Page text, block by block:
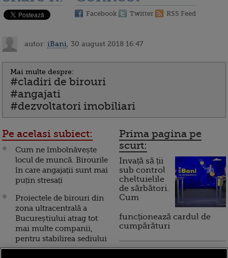
Facebook Twitter RSS Feed
autor: iBani , 30 august 2018 16:47
Mai multe despre:
#cladiri de birouri
#angajati
#dezvoltatori imobiliari
Pe acelasi subiect:
Cum ne îmbolnăvește
locul de muncă. Birourile
în care angajații sunt mai
puțin stresați
Proiectele de birouri din
zona ultracentrală a
Bucureștiului atrag tot
mai multe companii,
pentru stabilirea sediului
Prima pagina pe
scurt:
Invață să ții
sub control
cheltuielile
de sărbători.
Cum
funcționează cardul de
cumpărături